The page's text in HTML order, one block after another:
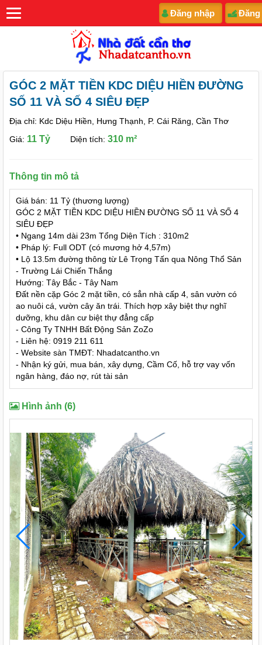
Đăng nhập Đăng
GÓC 2 MẶT TIỀN KDC DIỆU HIỀN ĐƯỜNG
SỐ 11 VÀ SỐ 4 SIÊU ĐẸP
Địa chỉ: Kdc Diệu Hiền, Hưng Thạnh, P. Cái Răng, Cần Thơ
Giá: 11 Tỷ Diện tích: 310 m²
Thông tin mô tả
Giá bán: 11 Tỷ (thương lượng)
GÓC 2 MẶT TIỀN KDC DIỆU HIỀN ĐƯỜNG SỐ 11 VÀ SỐ 4
SIÊU ĐẸP
• Ngang 14m dài 23m Tổng Diện Tích : 310m2
• Pháp lý: Full ODT (có mương hở 4,57m)
• Lộ 13.5m đường thông từ Lê Trọng Tấn qua Nông Thổ Sản
- Trường Lái Chiến Thắng
Hướng: Tây Bắc - Tây Nam
Đất nền cặp Góc 2 mặt tiền, có sẳn nhà cấp 4, sân vườn có
ao nuôi cá, vườn cây ăn trái. Thích hợp xây biệt thự nghĩ
dưỡng, khu dân cư biệt thự đẳng cấp
- Công Ty TNHH Bất Động Sản ZoZo
- Liên hệ: 0919 211 611
- Website sàn TMĐT: Nhadatcantho.vn
- Nhận ký gửi, mua bán, xây dựng, Cầm Cố, hỗ trợ vay vốn
ngân hàng, đáo nợ, rút tài sản
Hình ảnh (6)